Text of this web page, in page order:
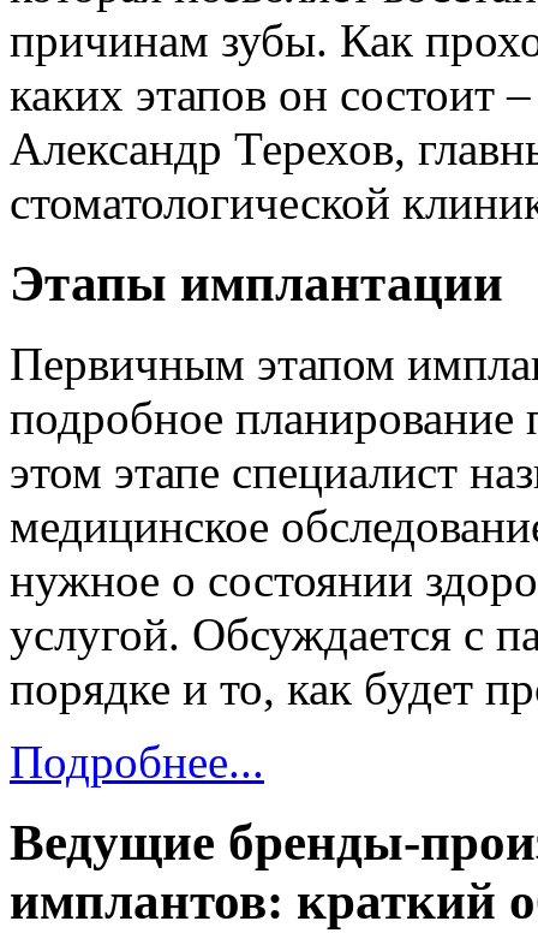
причинам зубы. Как
каких этапов он состоит
Александр Терехов,
стоматологической
Этапы имплантации
Первичным этапом
подробное
этом этапе специалист
медицинское
нужное о состоянии
услугой. Обсуждается с
порядке и то, как будет
Подробнее...
Ведущие бренды-
имплантов: краткий